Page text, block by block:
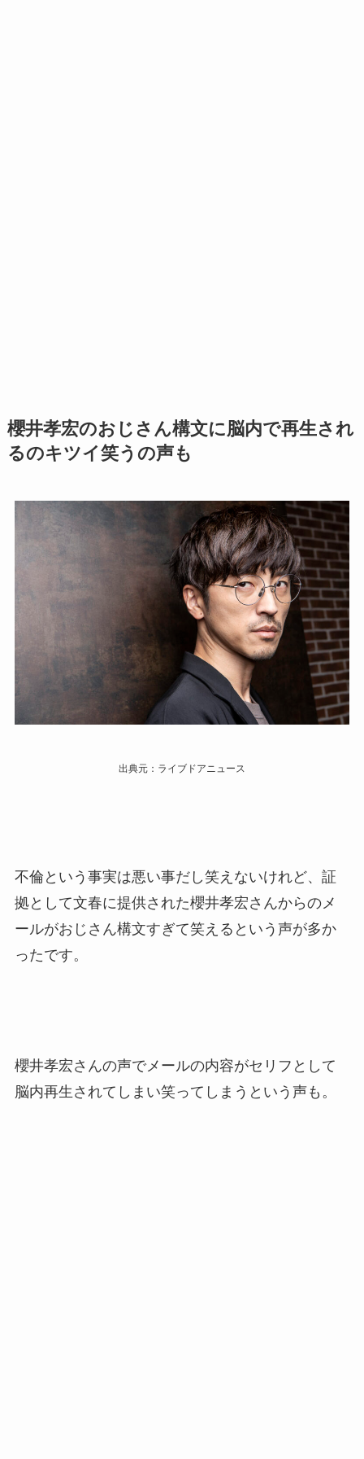
櫻井孝宏のおじさん構文に脳内で再生され
るのキツイ笑うの声も
出典元：ライブドアニュース
不倫という事実は悪い事だし笑えないけれど、証
拠として文春に提供された櫻井孝宏さんからのメ
ールがおじさん構文すぎて笑えるという声が多か
ったです。
櫻井孝宏さんの声でメールの内容がセリフとして
脳内再生されてしまい笑ってしまうという声も。